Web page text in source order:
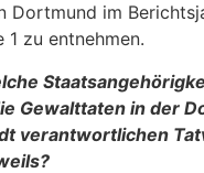
Dortmund im
1 zu entnehmen.
Gewalttaten in der
verantwortlichen